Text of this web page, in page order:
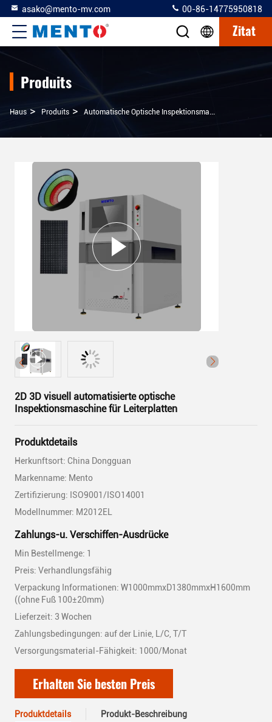
asako@mento-mv.com 00-86-14775950818
Zitat
Produits
Haus > Produits > Automatische Optische Inspektionsmaschine
2D 3D visuell automatisierte optische
Inspektionsmaschine für Leiterplatten
Produktdetails
Herkunftsort: China Dongguan
Markenname: Mento
Zertifizierung: ISO9001/ISO14001
Modellnummer: M2012EL
Zahlungs-u. Verschiffen-Ausdrücke
Min Bestellmenge: 1
Preis: Verhandlungsfähig
Verpackung Informationen: W1000mmxD1380mmxH1600mm
((ohne Fuß 100±20mm)
Lieferzeit: 3 Wochen
Zahlungsbedingungen: auf der Linie, L/C, T/T
Versorgungsmaterial-Fähigkeit: 1000/Monat
Erhalten Sie besten Preis
Produktdetails Produkt-Beschreibung